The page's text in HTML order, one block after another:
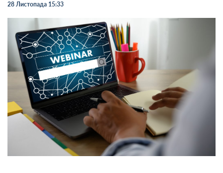
28 Листопада 15:33